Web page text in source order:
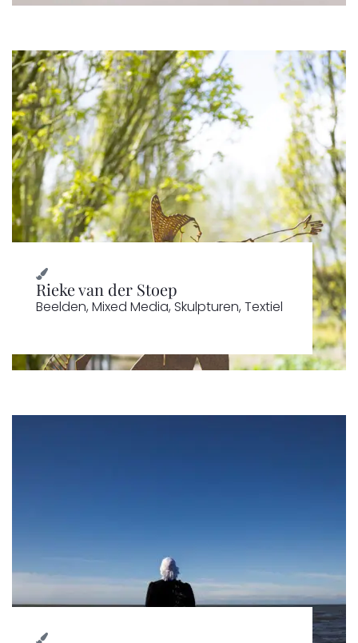
Rieke van der Stoep
Beelden, Mixed Media, Skulpturen, Textiel